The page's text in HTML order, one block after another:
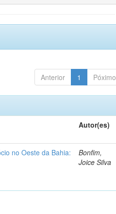
Anterior 1 Póximo
Autor(es)
no Oeste da Bahia:
Bonfim,
Joice Silva